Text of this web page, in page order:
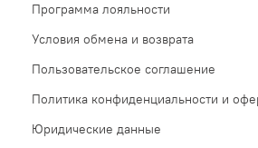
Программа лояльности
Условия обмена и возврата
Пользовательское соглашение
Политика конфиденциальности и
Юридические данные